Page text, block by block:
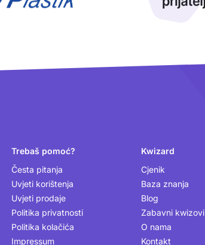
Trebaš pomoć?
Česta pitanja
Uvjeti korištenja
Uvjeti prodaje
Politika privatnosti
Politika kolačića
Impressum
Kwizard
Cjenik
Baza znanja
Blog
Zabavni kwizovi
O nama
Kontakt